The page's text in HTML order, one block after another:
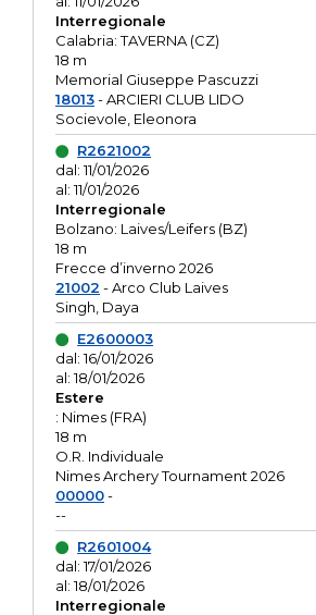
Interregionale
Calabria: TAVERNA (CZ)
18 m
Memorial Giuseppe Pascuzzi
18013- ARCIERI CLUB LIDO
Socievole, Eleonora
R2621002
dal: 11/01/2026
al: 11/01/2026
Interregionale
Bolzano: Laives/Leifers (BZ)
18 m
Frecce d’inverno 2026
21002 - Arco Club Laives
Singh, Daya
E2600003
dal: 16/01/2026
al: 18/01/2026
Estere
: Nimes (FRA)
18 m
O.R. Individuale
Nimes Archery Tournament 2026
00000-
--
R2601004
dal: 17/01/2026
al: 18/01/2026
Interregionale